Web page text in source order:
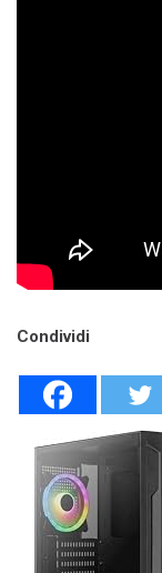
Condividi